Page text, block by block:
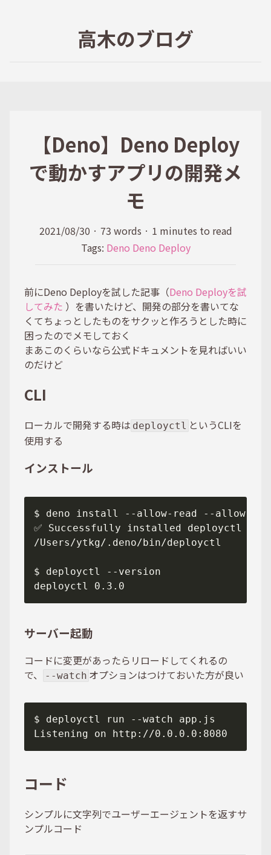
高木のブログ
【Deno】Deno Deploy
で動かすアプリの開発メ
モ
2021/08/30 · 73 words · 1 minutes to read
Tags: Deno Deno Deploy
前にDeno Deployを試した記事（Deno Deployを試
してみた ）を書いたけど、開発の部分を書いてな
くてちょっとしたものをサクッと作ろうとした時に
困ったのでメモしておく
まあこのくらいなら公式ドキュメントを見ればいい
のだけど
CLI
ローカルで開発する時は deployctl というCLIを
使用する
インストール
サーバー起動
コードに変更があったらリロードしてくれるの
で、
--watch オプションはつけておいた方が良い
コード
シンプルに文字列でユーザーエージェントを返すサ
ンプルコード